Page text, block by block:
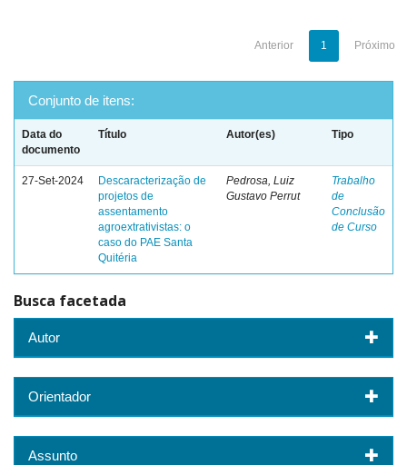
Anterior 1 Próximo
Conjunto de itens:
Data do
documento
Título Autor(es) Tipo
27-Set-2024
Descaracterização de
projetos de
assentamento
agroextrativistas: o
caso do PAE Santa
Quitéria
Pedrosa, Luiz
Gustavo Perrut
Trabalho
de
Conclusão
de Curso
Busca facetada
Autor
Orientador
Assunto